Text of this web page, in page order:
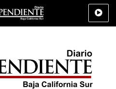
Policiaca Deportes Cultura